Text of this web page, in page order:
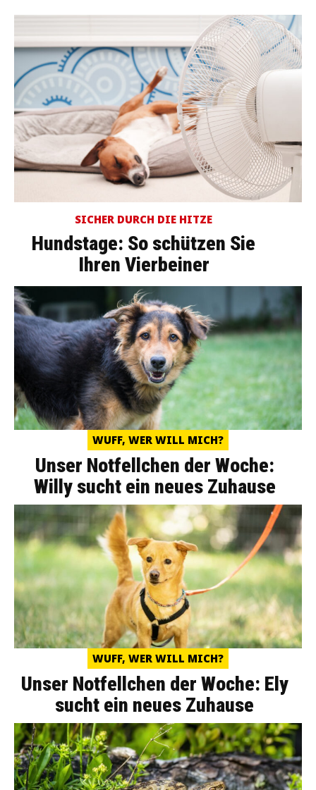
SICHER DURCH DIE HITZE
Hundstage: So schützen Sie
Ihren Vierbeiner
WUFF, WER WILL MICH?
Unser Notfellchen der Woche:
Willy sucht ein neues Zuhause
WUFF, WER WILL MICH?
Unser Notfellchen der Woche: Ely
sucht ein neues Zuhause